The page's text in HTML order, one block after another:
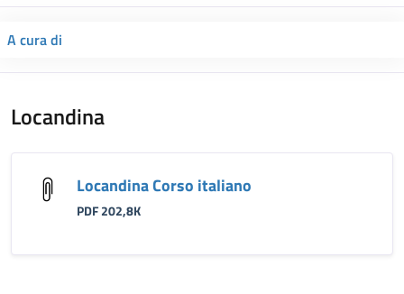
A cura di
Locandina
Locandina Corso italiano
PDF 202,8K